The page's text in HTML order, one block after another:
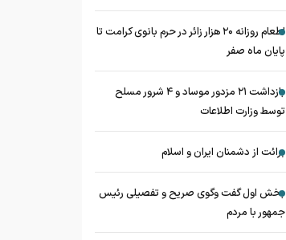
اطعام روزانه ۲۰ هزار زائر در حرم بانوی کرامت تا
پایان ماه صفر
بازداشت ۲۱ مزدور موساد و ۴ شرور مسلح
توسط وزارت اطلاعات
برائت از دشمنان ایران و اسلام
بخش اول گفت وگوی صریح و تفصیلی رئیس
جمهور با مردم